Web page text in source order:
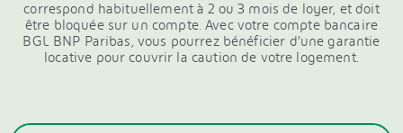
correspond habituellement à 2 ou 3 mois de loyer, et doit
être bloquée sur un compte. Avec votre compte bancaire
BGL BNP Paribas, vous pourrez bénéficier d’une garantie
locative pour couvrir la caution de votre logement.